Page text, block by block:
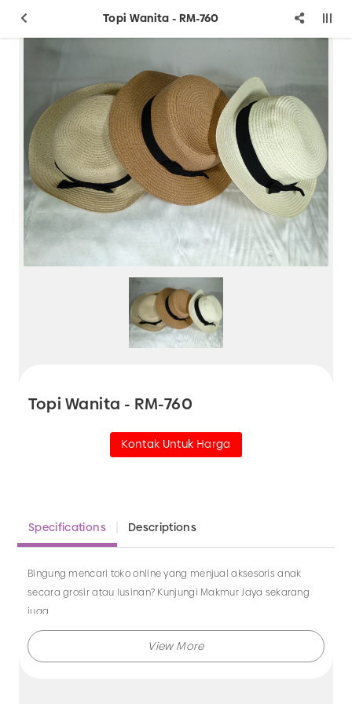
Topi Wanita - RM-760
Topi Wanita - RM-760
Kontak Untuk Harga
Specifications Descriptions
Bingung mencari toko online yang menjual aksesoris anak
secara grosir atau lusinan? Kunjungi Makmur Jaya sekarang
juga.
Makmur Jaya selalu menghadirkan berbagai produk aksesoris